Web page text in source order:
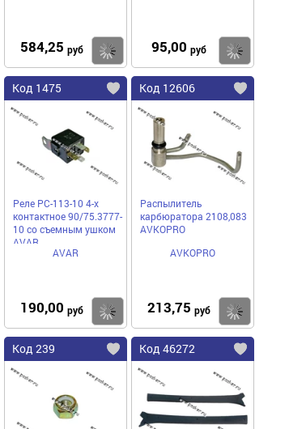
584,25 руб Купить
95,00 руб
Код 1475
Реле РС-113-10 4-х
контактное 90/75.3777-
10 со съемным ушком
AVAR
AVAR
190,00 руб Купить
Код 12606
Распылитель
карбюратора 2108,083
AVKOPRO
AVKOPRO
213,75 руб
Код 239 Код 46272